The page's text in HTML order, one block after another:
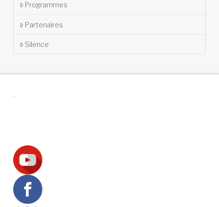
Programmes
Partenaires
Silence